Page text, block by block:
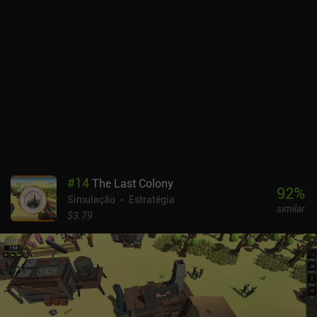
#14The Last Colony
Simulação
Estratégia
$3.79
92%
similar